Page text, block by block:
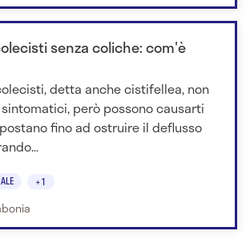
senza coliche: com'è
detta anche cistifellea, non
però possono causarti
fino ad ostruire il deflusso
+1